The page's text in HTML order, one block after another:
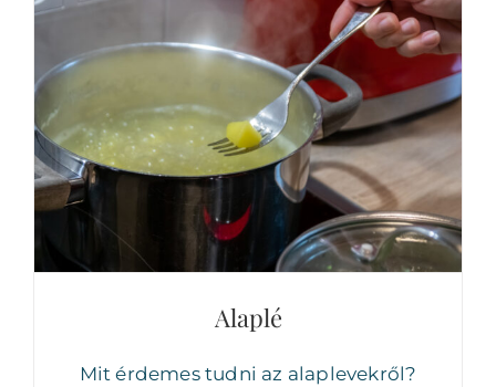
Alaplé
Alaplé
Mit érdemes tudni az alaplevekről?